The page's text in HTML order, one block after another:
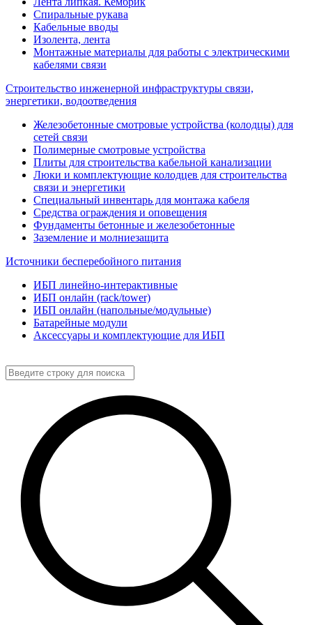
Спиральные рукава
Кабельные вводы
Изолента, лента
Монтажные материалы для работы с электрическими
кабелями связи
Строительство инженерной инфраструктуры связи,
энергетики, водоотведения
Железобетонные смотровые устройства (колодцы) для
сетей связи
Полимерные смотровые устройства
Плиты для строительства кабельной канализации
Люки и комплектующие колодцев для строительства
связи и энергетики
Специальный инвентарь для монтажа кабеля
Средства ограждения и оповещения
Фундаменты бетонные и железобетонные
Заземление и молниезащита
Источники бесперебойного питания
ИБП линейно-интерактивные
ИБП онлайн (rack/tower)
ИБП онлайн (напольные/модульные)
Батарейные модули
Аксессуары и комплектующие для ИБП